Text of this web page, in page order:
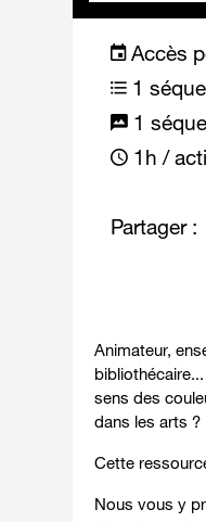
Accès
1
1
1h /
Partager
Animateur,
sens des
dans les arts ?
Cette
Nous vous y